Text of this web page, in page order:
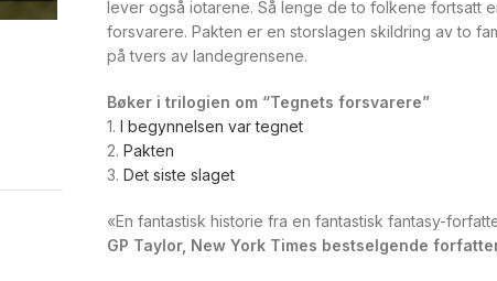
lever også iotarene. Så lenge de to folkene fortsatt
forsvarere. Pakten er en storslagen skildring av to
på tvers av landegrensene.
Bøker i trilogien om “Tegnets forsvarere”
1. I begynnelsen var tegnet
2. Pakten
3. Det siste slaget
«En fantastisk historie fra en fantastisk fantasy-
GP Taylor, New York Times bestselgende